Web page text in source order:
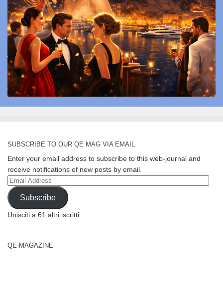
SUBSCRIBE TO OUR QE MAG VIA EMAIL
Enter your email address to subscribe to this web-journal and
receive notifications of new posts by email.
Email
Address
Subscribe
Unisciti a 61 altri iscritti
QE-MAGAZINE